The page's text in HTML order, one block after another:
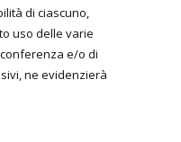
di ciascuno,
uso delle varie
e/o di
ne evidenzierà